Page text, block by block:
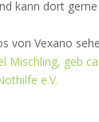
kann dort
von Vexano
Mischling, geb
e.V.